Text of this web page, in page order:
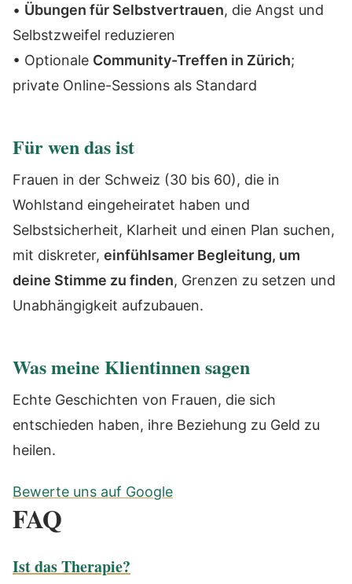
• Übungen für Selbstvertrauen, die Angst und
Selbstzweifel reduzieren
• Optionale Community-Treffen in Zürich;
private Online-Sessions als Standard
Für wen das ist
Frauen in der Schweiz (30 bis 60), die in
Wohlstand eingeheiratet haben und
Selbstsicherheit, Klarheit und einen Plan suchen,
mit diskreter, einfühlsamer Begleitung, um
deine Stimme zu finden, Grenzen zu setzen und
Unabhängigkeit aufzubauen.
Was meine Klientinnen sagen
Echte Geschichten von Frauen, die sich
entschieden haben, ihre Beziehung zu Geld zu
heilen.
Bewerte uns auf Google
FAQ
Ist das Therapie?